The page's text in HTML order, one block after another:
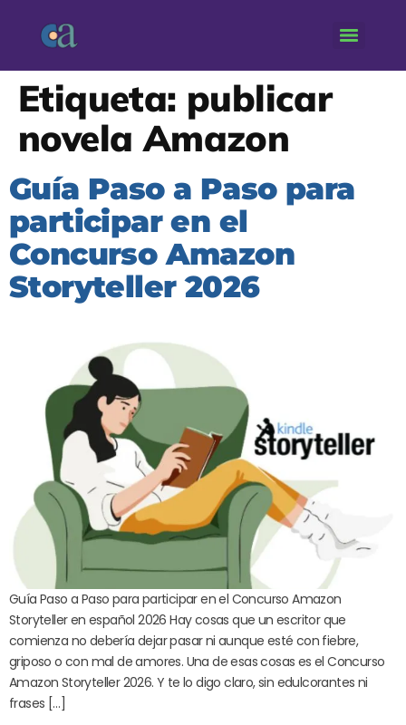
Etiqueta: publicar
novela Amazon
Guía Paso a Paso para
participar en el
Concurso Amazon
Storyteller 2026
Guía Paso a Paso para participar en el Concurso Amazon
Storyteller en español 2026 Hay cosas que un escritor que
comienza no debería dejar pasar ni aunque esté con fiebre,
griposo o con mal de amores. Una de esas cosas es el Concurso
Amazon Storyteller 2026. Y te lo digo claro, sin edulcorantes ni
frases […]